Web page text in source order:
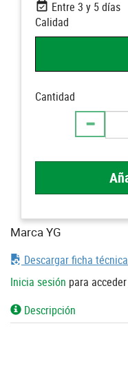
Entre 3 y 5 días
Calidad
Cantidad
Marca YG
Descargar ficha técnica
Inicia sesión para
Descripción